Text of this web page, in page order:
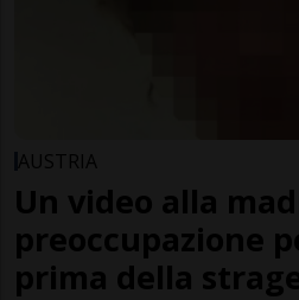
AUSTRIA
Un video alla
preoccupazione
prima della